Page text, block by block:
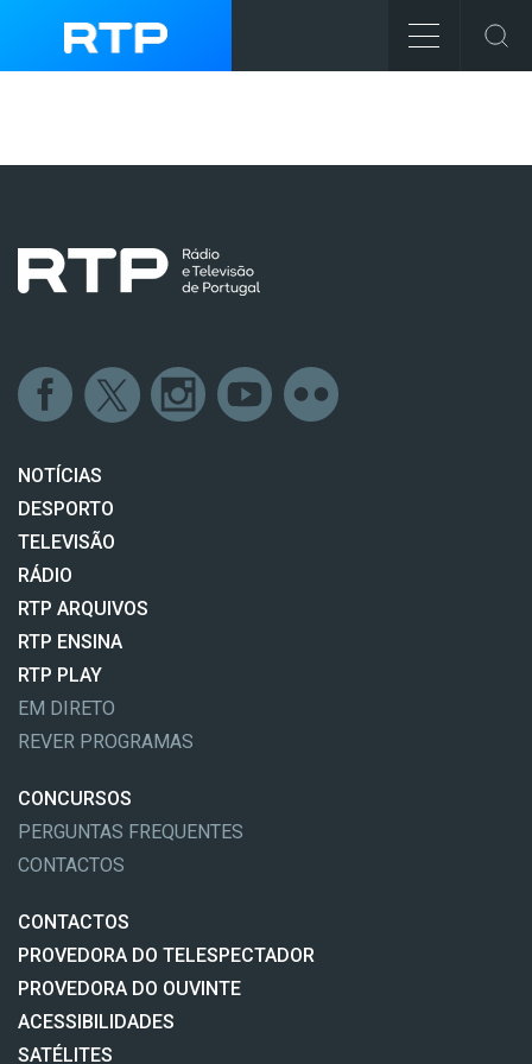
NOTÍCIAS
DESPORTO
TELEVISÃO
RÁDIO
RTP ARQUIVOS
RTP ENSINA
RTP PLAY
EM DIRETO
REVER PROGRAMAS
CONCURSOS
PERGUNTAS FREQUENTES
CONTACTOS
CONTACTOS
PROVEDORA DO TELESPECTADOR
PROVEDORA DO OUVINTE
ACESSIBILIDADES
SATÉLITES